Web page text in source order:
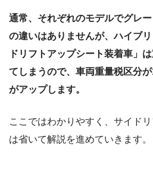
通常、それぞれのモデルでグレ
の違いはありませんが、ハイブ
ドリフトアップシート装着車」
てしまうので、車両重量税区分
がアップします。
ここではわかりやすく、サイド
は省いて解説を進めていきます。